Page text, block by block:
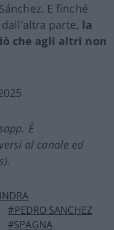
E finché
parte, la
che agli altri non
È
al canale ed
#PEDRO SANCHEZ
#SPAGNA